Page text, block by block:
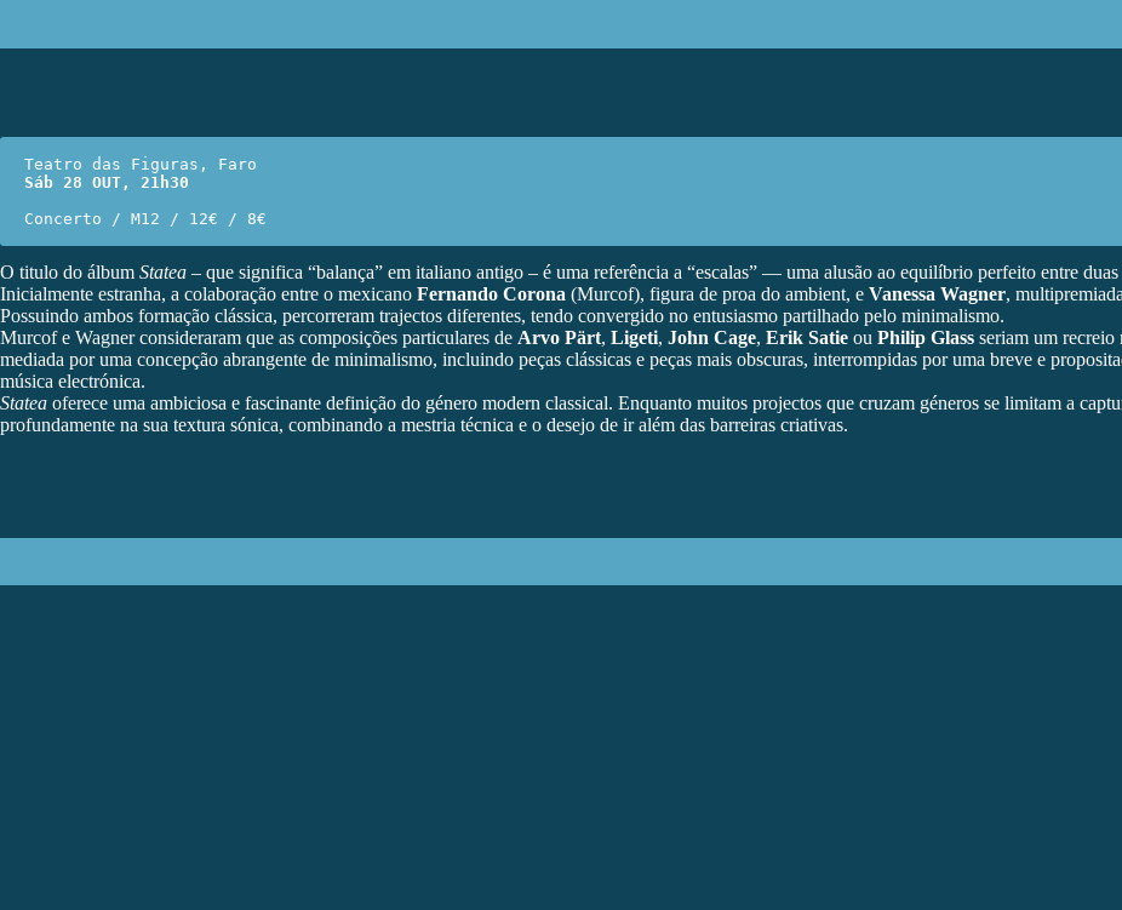
Sáb 28 OUT, 21h30
Concerto / M12 / 12€ / 8€
O titulo do álbum Statea – que significa “balança” em italiano antigo – é uma referência a “escalas” — uma alusão ao equilíbrio perfeito entre
Inicialmente estranha, a colaboração entre o mexicano Fernando Corona (Murcof), figura de proa do ambient, e Vanessa Wagner,
Possuindo ambos formação clássica, percorreram trajectos diferentes, tendo convergido no entusiasmo partilhado pelo minimalismo.
Murcof e Wagner consideraram que as composições particulares de Arvo Pärt, Ligeti, John Cage, Erik Satie ou Philip Glass seriam um recreio
mediada por uma concepção abrangente de minimalismo, incluindo peças clássicas e peças mais obscuras, interrompidas por uma breve e
música electrónica.
Statea oferece uma ambiciosa e fascinante definição do género modern classical. Enquanto muitos projectos que cruzam géneros se limitam a
profundamente na sua textura sónica, combinando a mestria técnica e o desejo de ir além das barreiras criativas.